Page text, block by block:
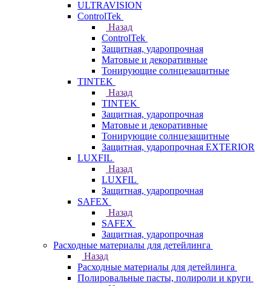
ULTRAVISION
ControlTek
Назад
ControlTek
Защитная, ударопрочная
Матовые и декоративные
Тонирующие солнцезащитные
TINTEK
Назад
TINTEK
Защитная, ударопрочная
Матовые и декоративные
Тонирующие солнцезащитные
Защитная, ударопрочная EXTERIOR
LUXFIL
Назад
LUXFIL
Защитная, ударопрочная
SAFEX
Назад
SAFEX
Защитная, ударопрочная
Расходные материалы для детейлинга
Назад
Расходные материалы для детейлинга
Полировальные пасты, полироли и круги